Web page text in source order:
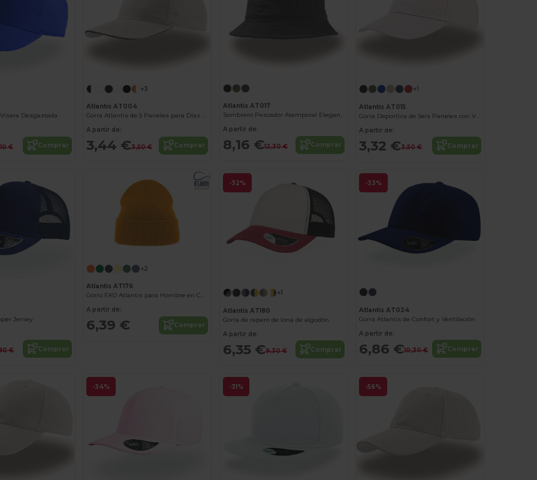
Desgastada
€ Comprar
+3
Atlantis AT004
Gorra Atlantis de 5 Paneles para Días Soleados
A partir de:
3,44 €3,50 € Comprar
Atlantis AT017
Sombrero Pescador Atemporal Elegante
A partir de:
8,16 €12,30 € Comprar
+1
Atlantis AT015
A partir de:
3,32 €3,50 € Comprar
Jersey
€ Comprar
+2
Atlantis AT176
Gorro EKO Atlantis para Hombre en Colores Vivos
A partir de:
6,39 € Comprar
-32%
+1
Atlantis AT180
Gorra de rapero de lona de algodón
A partir de:
6,35 €9,30 € Comprar
-33%
Atlantis AT024
Gorra Atlantis de Confort y Ventilación
A partir de:
6,86 €10,30 € Comprar
-34% -31% -56%